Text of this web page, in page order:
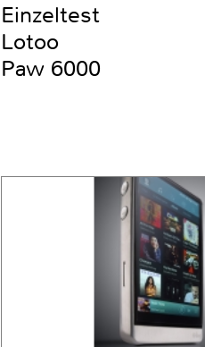
Einzeltest
Lotoo
Paw 6000